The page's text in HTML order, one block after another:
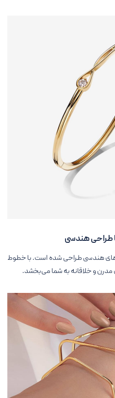
هندسی طراحی شده است. با خطوط
مدرن و خلاقانه به شما می‌بخشد.